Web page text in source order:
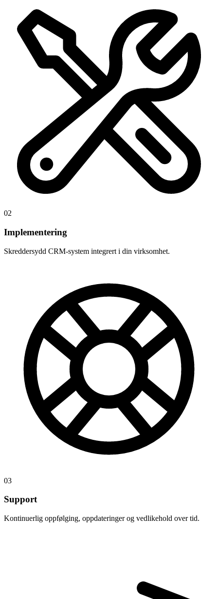
02
Implementering
Skreddersydd CRM-system integrert i din virksomhet.
03
Support
Kontinuerlig oppfølging, oppdateringer og vedlikehold over tid.